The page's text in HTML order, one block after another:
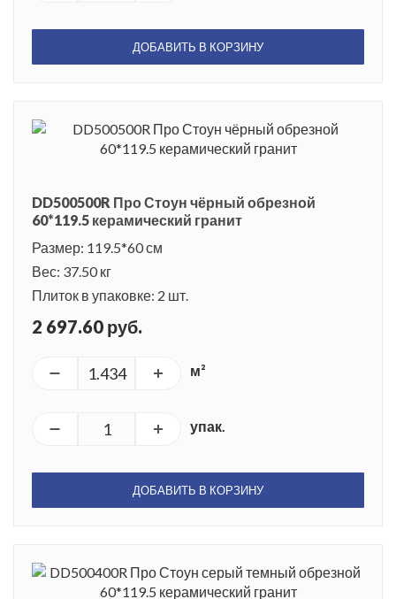
ДОБАВИТЬ В КОРЗИНУ
DD500500R Про Стоун чёрный обрезной
60*119.5 керамический гранит
Размер: 119.5*60 см
Вес: 37.50 кг
Плиток в упаковке: 2 шт.
2 697.60 руб.
м²
упак.
ДОБАВИТЬ В КОРЗИНУ